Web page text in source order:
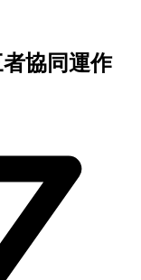
協同運作